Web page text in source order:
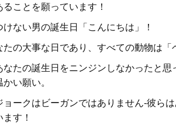
ことを願っています！
ない男の誕生日「こんにちは」！
たの大事な日であり、すべての動物は「
なたの誕生日をニンジンしなかったと
い願い。
ョークはビーガンではありません-彼ら
す！